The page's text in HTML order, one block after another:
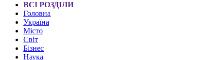
ВСІ РОЗДІЛИ
Головна
Україна
Місто
Світ
Бізнес
Наука